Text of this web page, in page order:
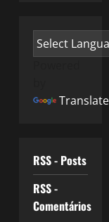
Translate
RSS - Posts
RSS -
Comentários